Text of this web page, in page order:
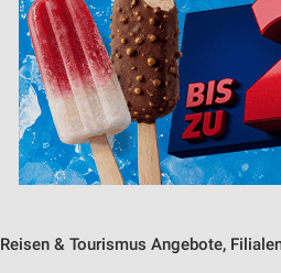
Reisen & Tourismus Angebote,